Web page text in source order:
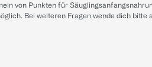
von Punkten für
Bei weiteren Fragen wende dich bitte